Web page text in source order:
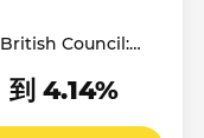
British Council:
到 4.14%